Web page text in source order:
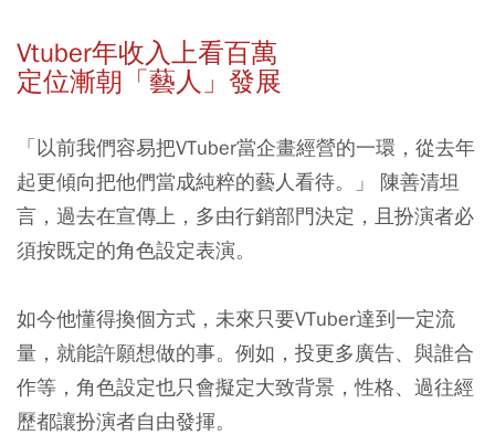
Vtuber年收入上看百萬
定位漸朝「藝人」發展
「以前我們容易把VTuber當企畫經營的一環，從去年
起更傾向把他們當成純粹的藝人看待。」 陳善清坦
言，過去在宣傳上，多由行銷部門決定，且扮演者必
須按既定的角色設定表演。
如今他懂得換個方式，未來只要VTuber達到一定流
量，就能許願想做的事。例如，投更多廣告、與誰合
作等，角色設定也只會擬定大致背景，性格、過往經
歷都讓扮演者自由發揮。